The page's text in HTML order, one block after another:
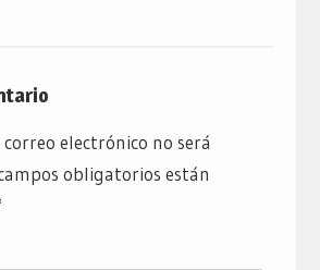
electrónico no será
obligatorios están